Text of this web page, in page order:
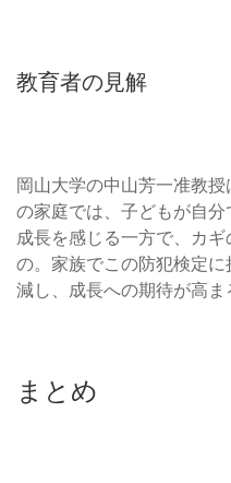
教育者の見解
岡山大学の中山芳一准教
の家庭では、子どもが自分
成長を感じる一方で、カ
の。家族でこの防犯検定
減し、成長への期待が高ま
まとめ